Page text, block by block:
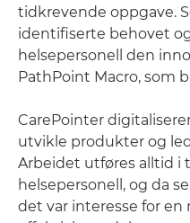
tidkrevende oppgave.
identifiserte behovet
helsepersonell den
PathPoint Macro, som
CarePointer
utvikle produkter og
Arbeidet utføres alltid i
helsepersonell, og da
det var interesse for en